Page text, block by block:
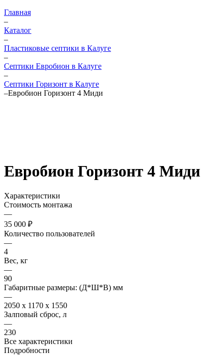
Главная
–
Каталог
–
Пластиковые септики в Калуге
–
Септики Евробион в Калуге
–
Септики Горизонт в Калуге
–Евробион Горизонт 4 Миди
Евробион Горизонт 4 Миди
Характеристики
Стоимость монтажа
—
35 000 ₽
Количество пользователей
—
4
Вес, кг
—
90
Габаритные размеры: (Д*Ш*В) мм
—
2050 x 1170 x 1550
Залповый сброс, л
—
230
Все характеристики
Подробности